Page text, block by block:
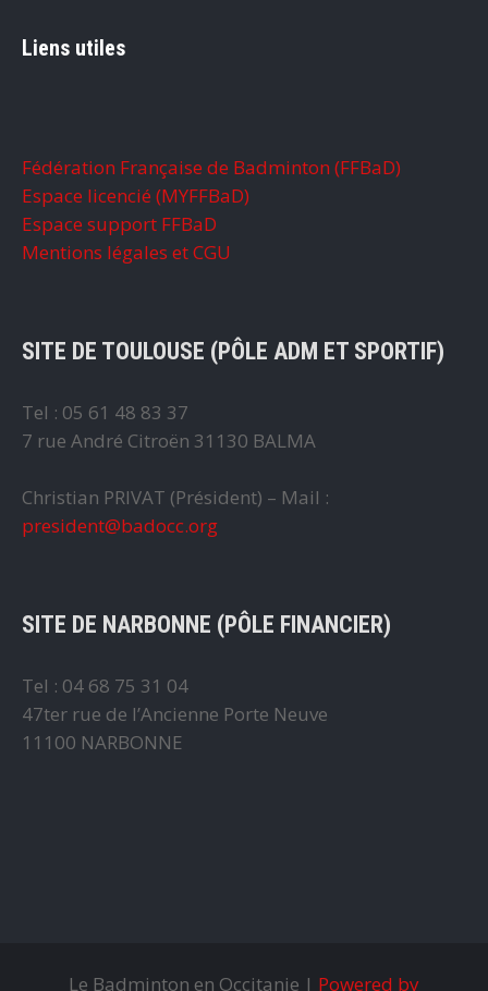
Liens utiles
Fédération Française de Badminton (FFBaD)
Espace licencié (MYFFBaD)
Espace support FFBaD
Mentions légales et CGU
SITE DE TOULOUSE (PÔLE ADM ET SPORTIF)
Tel : 05 61 48 83 37
7 rue André Citroën 31130 BALMA
Christian PRIVAT (Président) – Mail :
president@badocc.org
SITE DE NARBONNE (PÔLE FINANCIER)
Tel : 04 68 75 31 04
47ter rue de l’Ancienne Porte Neuve
11100 NARBONNE
Le Badminton en Occitanie | Powered by